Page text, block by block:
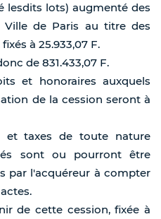
lesdits lots) augmenté des
de Paris au titre des
à 25.933,07 F.
de 831.433,07 F.
et honoraires auxquels
de la cession seront à
et taxes de toute nature
sont ou pourront être
par l'acquéreur à compter
de cette cession, fixée à